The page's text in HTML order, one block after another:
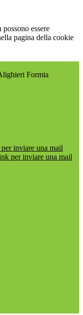
essere
pagina della cookie
Formia
inviare una mail
per inviare una mail